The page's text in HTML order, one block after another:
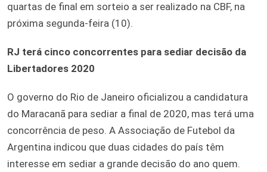
quartas de final em sorteio a ser realizado na CBF, na
próxima segunda-feira (10).
RJ terá cinco concorrentes para sediar decisão da
Libertadores 2020
O governo do Rio de Janeiro oficializou a candidatura
do Maracanã para sediar a final de 2020, mas terá uma
concorrência de peso. A Associação de Futebol da
Argentina indicou que duas cidades do país têm
interesse em sediar a grande decisão do ano quem.